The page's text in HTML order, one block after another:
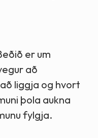
er um
að
liggja og hvort
þola aukna
fylgja.